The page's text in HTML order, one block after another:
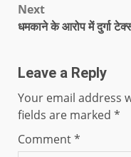
Next
धमकाने के आरोप में दुर्गा
Leave a Reply
Your email address
fields are marked *
Comment*